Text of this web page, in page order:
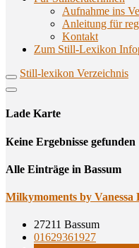
Aufnahme ins
Anlei­tung für
Kon­takt
Zum Still-Lexikon
Still-lexikon Verzeichnis
Lade Karte
Кeine Ergebnisse gefunden
Alle Einträge in Bassum
Mil­ky­mo­ments by
27211 Bassum
01629361927